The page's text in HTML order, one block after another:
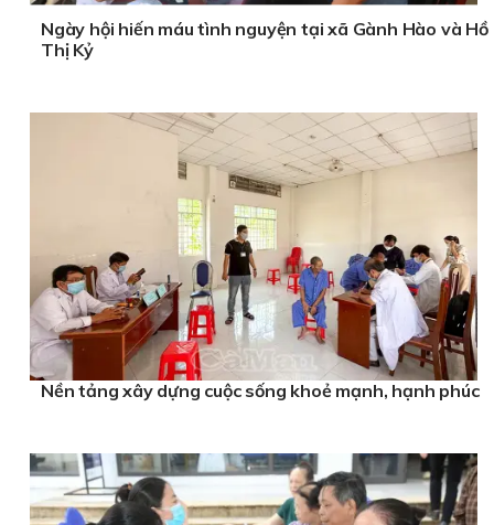
Ngày hội hiến máu tình nguyện tại xã Gành Hào và Hồ
Thị Kỷ
Nền tảng xây dựng cuộc sống khoẻ mạnh, hạnh phúc